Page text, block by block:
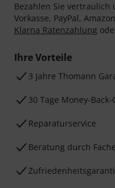
Bezahlen Sie
Vorkasse, PayPal,
Klarna Ratenzahlung
Ihre Vorteile
3 Jahre Thomann
30 Tage Money-
Reparaturservice
Beratung durch